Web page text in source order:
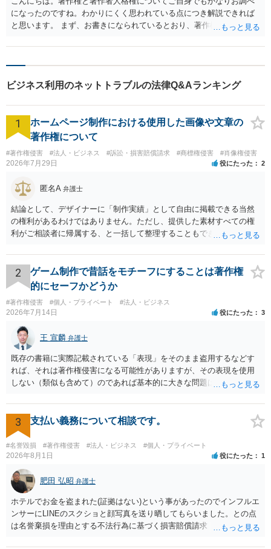
になったのですね。わかりにくく思われている点につき解説できれば
と思います。 まず、お書きになられているとおり、著作権と著作者人
ので依頼者の言う「著作者人格権も購入した」という言い分は法律上
いうことですが、通常は「著作者人格権は行使しません」と発言した
というものがあります。 これは著作者（=あなた）の無断で著作物（=
イラスト）を改変されないという権利というです。 依頼者が無断でイ
害したことになります。 この点はあなたがお書きになられているとお
が公表したり使用することは自由です。 著作者人格権の中には公表権
というものもありますが、これは未発表の作品を無断で公表されない
という権利なので今回のケースでは当てはまりません。 あなたが制作
したイラストを依頼者が「自分の自作だ」と発表する行為について
は、著作者人格権の中の一つである氏名表示権を侵害する可能性があ
いれば別ですが、そうでない場合は原則として著作者であるあなたは
自分の名前をイラストに表示するよう要求できます。 他方、依頼者に
は著作権を譲渡してしまっているので依頼者による再販を禁止するこ
とは難しいでしょう。 ただし、この場合も「再販するなら私の作品だ
ときちんと表示するように」と要求することはできます。 あなたには
氏名表示権があるからです。 なお、依頼者との取決めで「再販禁止」
の合意があればもちろん再販は禁止だと言えます。 あなたの実績とし
て作品を公開するために著作権を持っている依頼者の承諾が必要で
す。承諾してほしいと交渉することは自由ですが応じてくれるかどう
かは相手方次第です。 ご参考になれば幸いです。
ビジネス利用のネットトラブルの法律Q&Aランキング
1
ホームページ制作における使用した画像や文章の
著作権について
#著作権侵害 #法人・ビジネス #訴訟・損害賠償請求 #商標権侵害 #肖像権侵害
2026年7月29日 役にたった 2
匿名A 弁護士
結論として、デザイナーに「制作実績」として自由に掲載できる当然
の権利があるわけではありません。ただし、提供した素材すべての権
利がご相談者に帰属する、と一括して整理することもできません。 ご
身が著作権者です。 他方、ブランド名、文字主体のロゴ、商品情報、
短いキャッチコピー、販売コンセプトなどは、通常、著作物には当た
りません。ただし、ロゴに独自の図形やイラスト等が含まれる場合に
は、その表現部分が著作物となる可能性があります。 また、人物写真
の著作権は撮影者に、肖像に関する権利は被写体本人に帰属します
（著作権法2条・17条）。 ウェブサイト全体に当然に著作権が生じる
わけではありません。デザイナーが独自に制作したイラストやバナー
等は別として、一般的なレイアウトや配色、依頼者から提供された素
材を希望に沿って配置した部分には、通常、著作物性は認められにく
いと考えられます。仮に具体的な画面構成の一部に創作性が認められ
ても、その権利は当該部分に限られ、ご相談者の写真や文章等を制作
実績として掲載する権限まで当然に生じるものではありません。 もっ
とも、契約書がなくても、見積書、メール、利用規約等に実績掲載へ
の同意があれば別です。また、単に制作を担当した事実を記載した
り、公開中のサイトへリンクしたりする行為まで当然に禁止できると
は限りません。 人物写真については、通常のSNSへの無断掲載と同
様、掲載目的、態様、必要性、本人の特定可能性等から判断されま
める方向の事情となりますが、自動的に肖像権侵害となるわけではあ
りません。 まず、見積書、メール、チャット、デザイナーの利用規約
を確認したうえで、「提供素材及びこれを含む画面の複製・SNS掲載
を許諾しない」と書面で明確に通知することをお勧めします。すでに
掲載された場合は、URL、掲載日時、画面を保存してから削除を求め
2
ゲーム制作で昔話をモチーフにすることは著作権
的にセーフかどうか
#著作権侵害 #個人・プライベート #法人・ビジネス
2026年7月14日 役にたった 3
王 宣麟 弁護士
既存の書籍に実際記載されている「表現」をそのまま盗用するなどす
れば、それは著作権侵害になる可能性がありますが、その表現を使用
しない（類似も含めて）のであれば基本的に大きな問題は生じないか
現」であり、昔話の大筋や設定の骨子だけを使うのは、一般にアイデ
ア利用の範囲です。 一方で、特定の作品の文章をそのまま使うことは
もちろん、表現の選び方や展開が「その作品の本質的特徴を直接感得
できる」レベルだと、翻案や二次的著作物の問題が出ますのでこの点
はご留意ください。
3 支払い義務について相談です。
#名誉毀損 #著作権侵害 #法人・ビジネス #個人・プライベート
2026年8月1日 役にたった 1
肥田 弘昭 弁護士
ホテルでお金を盗まれた(証拠はない)という事があったのでインフルエ
ンサーにLINEのスクショと顔写真を送り晒してもらいました。との点
は名誉棄損を理由とする不法行為に基づく損害賠償請求（共同不法行